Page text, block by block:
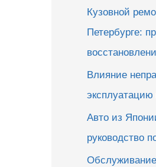
Кузовной
Петербурге:
Влияние
эксплуатацию
Авто из
руководство